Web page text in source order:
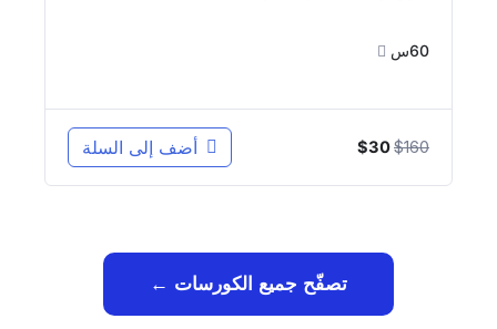
60س
$160
السعر
$30 السعر
أضف إلى السلة
تصفّح جميع الكورسات ←